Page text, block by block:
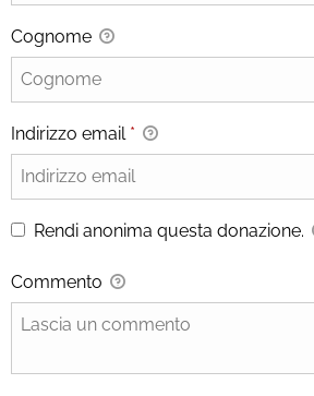
Cognome
Indirizzo email *
Rendi anonima questa donazione.
Commento